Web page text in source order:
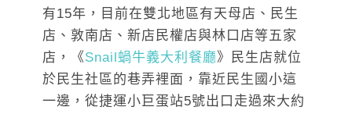
有15年，目前在雙北地區有天母店、民生
店、敦南店、新店民權店與林口店等五家
店，《Snail蝸牛義大利餐廳》民生店就位
於民生社區的巷弄裡面，靠近民生國小這
一邊，從捷運小巨蛋站5號出口走過來大約